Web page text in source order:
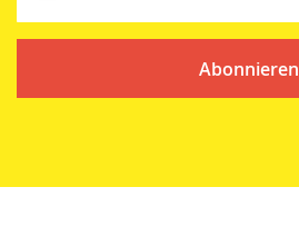
Abonnieren